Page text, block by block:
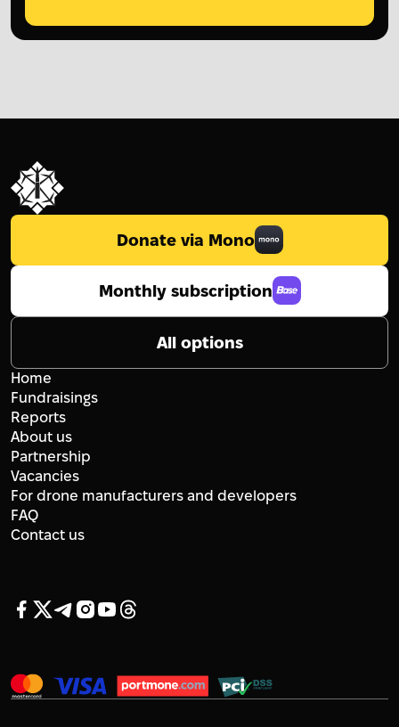
Donate via Mono
Monthly subscription
All options
Home
Fundraisings
Reports
About us
Partnership
Vacancies
For drone manufacturers and developers
FAQ
Contact us